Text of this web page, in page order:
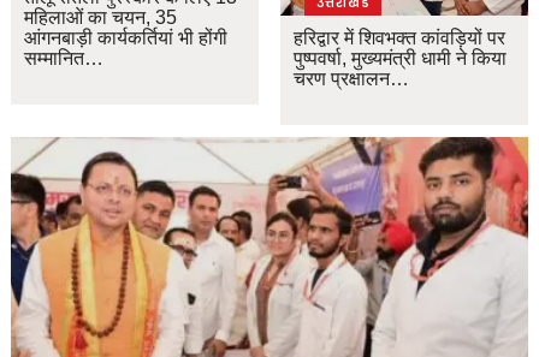
महिलाओं का चयन, 35
आंगनबाड़ी कार्यकर्तियां भी होंगी
सम्मानित…
हरिद्वार में शिवभक्त कांवड़ियों पर
पुष्पवर्षा, मुख्यमंत्री धामी ने किया
चरण प्रक्षालन…